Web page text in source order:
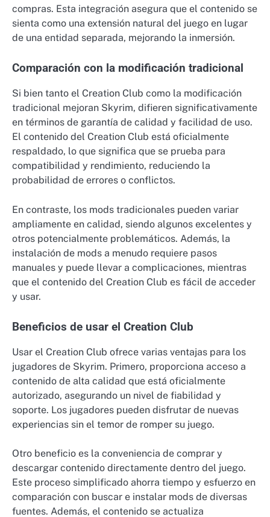
compras. Esta integración asegura que el contenido se
sienta como una extensión natural del juego en lugar
de una entidad separada, mejorando la inmersión.
Comparación con la modificación tradicional
Si bien tanto el Creation Club como la modificación
tradicional mejoran Skyrim, difieren significativamente
en términos de garantía de calidad y facilidad de uso.
El contenido del Creation Club está oficialmente
respaldado, lo que significa que se prueba para
compatibilidad y rendimiento, reduciendo la
probabilidad de errores o conflictos.
En contraste, los mods tradicionales pueden variar
ampliamente en calidad, siendo algunos excelentes y
otros potencialmente problemáticos. Además, la
instalación de mods a menudo requiere pasos
manuales y puede llevar a complicaciones, mientras
que el contenido del Creation Club es fácil de acceder
y usar.
Beneficios de usar el Creation Club
Usar el Creation Club ofrece varias ventajas para los
jugadores de Skyrim. Primero, proporciona acceso a
contenido de alta calidad que está oficialmente
autorizado, asegurando un nivel de fiabilidad y
soporte. Los jugadores pueden disfrutar de nuevas
experiencias sin el temor de romper su juego.
Otro beneficio es la conveniencia de comprar y
descargar contenido directamente dentro del juego.
Este proceso simplificado ahorra tiempo y esfuerzo en
comparación con buscar e instalar mods de diversas
fuentes. Además, el contenido se actualiza